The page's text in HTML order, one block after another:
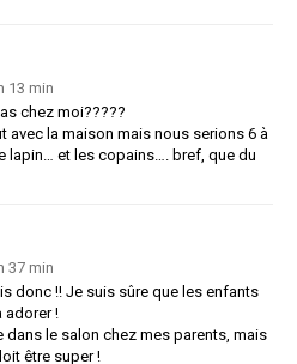
13 min
chez moi?????
avec la maison mais nous serions 6 à
lapin… et les copains…. bref, que du
37 min
donc !! Je suis sûre que les enfants
adorer !
dans le salon chez mes parents, mais
être super !